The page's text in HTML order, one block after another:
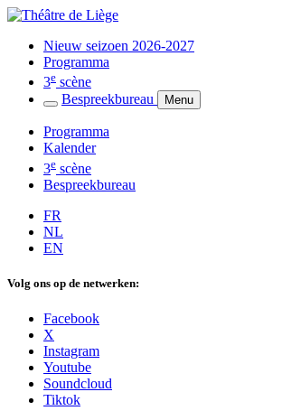
Nieuw seizoen 2026-2027
Programma
3e scène
Bespreekbureau
Menu
Programma
Kalender
3e scène
Bespreekbureau
FR
NL
EN
Volg ons op de netwerken:
Facebook
X
Instagram
Youtube
Soundcloud
Tiktok